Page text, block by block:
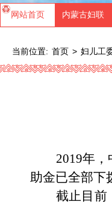
网站首页 内蒙古妇联
当前位置: 首页 > 妇儿工
2019年，
助金已全部下
截止目前